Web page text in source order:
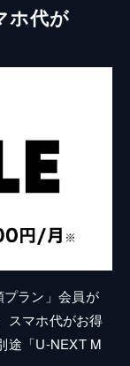
ホ代が
プラン」会員が
スマホ代がお得
途「U-NEXT M